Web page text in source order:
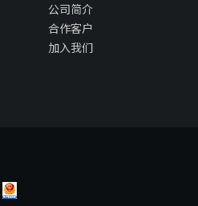
公司简介
合作客户
加入我们